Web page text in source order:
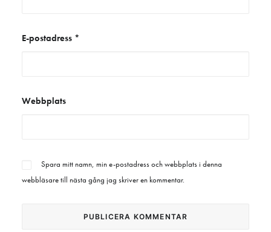
E-postadress *
Webbplats
Spara mitt namn, min e-postadress och webbplats i denna
webbläsare till nästa gång jag skriver en kommentar.